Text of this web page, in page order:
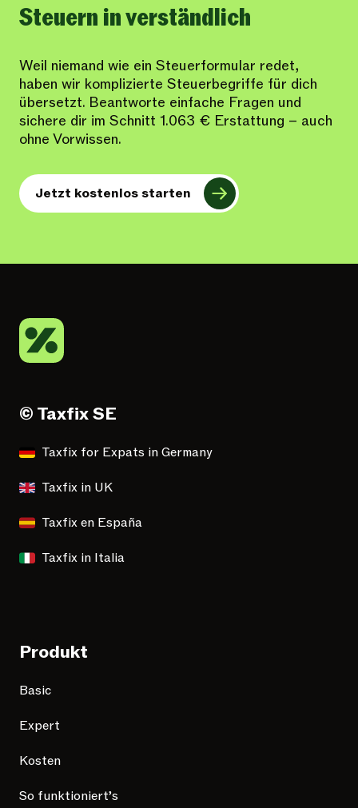
Steuern in verständlich
Weil niemand wie ein Steuerformular redet,
haben wir komplizierte Steuerbegriffe für dich
übersetzt. Beantworte einfache Fragen und
sichere dir im Schnitt 1.063 € Erstattung – auch
ohne Vorwissen.
Jetzt kostenlos starten
© Taxfix SE
Taxfix for Expats in Germany
Taxfix in UK
Taxfix en España
Taxfix in Italia
Produkt
Basic
Expert
Kosten
So funktioniert’s